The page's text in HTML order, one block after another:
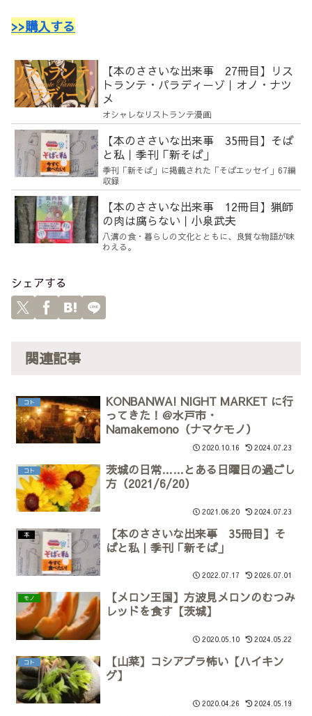
>>購入する
【本のささいな出来事 27冊目】リス
トランテ・パラディーゾ｜オノ・ナツ
メ
オシャレなリストランテ漫画
【本のささいな出来事 35冊目】そば
と私｜季刊「新そば」
季刊「新そば」に掲載された「そばエッセイ」67編
収録
【本のささいな出来事 12冊目】猟師
の肉は腐らない｜小泉武夫
八溝の食・暮らしの文化とともに、良質な物語が味
わえる。
シェアする
関連記事
コト
KONBANWA! NIGHT MARKET に行
ってきた！＠水戸市・
Namakemono（ナマケモノ）
2020.10.16 2024.07.23
コト
茨城の日常……とある日曜日の過ごし
方（2021/6/20）
2021.06.20 2024.07.23
本
【本のささいな出来事 35冊目】そ
ばと私｜季刊「新そば」
2022.07.17 2026.07.01
モノ
【メロン王国】方波見メロンのむつみ
レッドを食す【茨城】
2020.05.10 2024.05.22
コト
【山菜】コシアブラ怖い【ハイキン
グ】
2020.04.26 2024.05.19